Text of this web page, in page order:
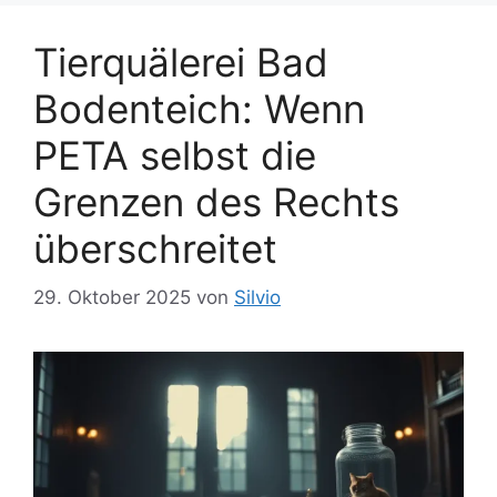
nr
t
e
Tierquälerei Bad
Bodenteich: Wenn
PETA selbst die
Grenzen des Rechts
überschreitet
29. Oktober 2025 von Silvio